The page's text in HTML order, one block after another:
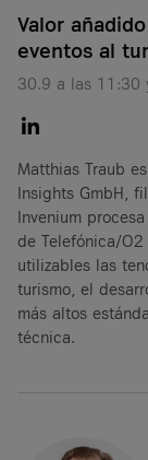
Valor
eventos al
30.9 a las 11:30
Matthias Traub
Insights GmbH,
Invenium
de Telefónica/
utilizables las
turismo, el
más altos
técnica.